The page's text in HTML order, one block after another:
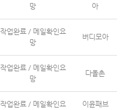
망
아
작업완료 / 메일확인요
망
버디모아
작업완료 / 메일확인요
망
다올촌
작업완료 / 메일확인요 이윤패브